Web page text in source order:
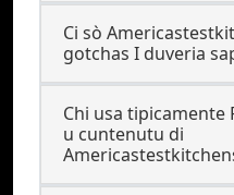
Ci sò
gotchas I duveria
Chi usa tipicamente
u cuntenutu di